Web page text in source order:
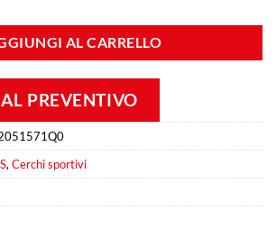
AL CARRELLO
PREVENTIVO
,Cerchi sportivi